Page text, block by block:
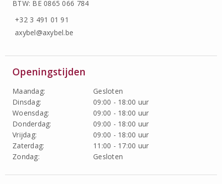
BTW: BE 0865 066 784
+32 3 491 01 91
axybel@axybel.be
Openingstijden
Maandag:
Gesloten
Dinsdag:
09:00 - 18:00 uur
Woensdag:
09:00 - 18:00 uur
Donderdag:
09:00 - 18:00 uur
Vrijdag:
09:00 - 18:00 uur
Zaterdag:
11:00 - 17:00 uur
Zondag:
Gesloten